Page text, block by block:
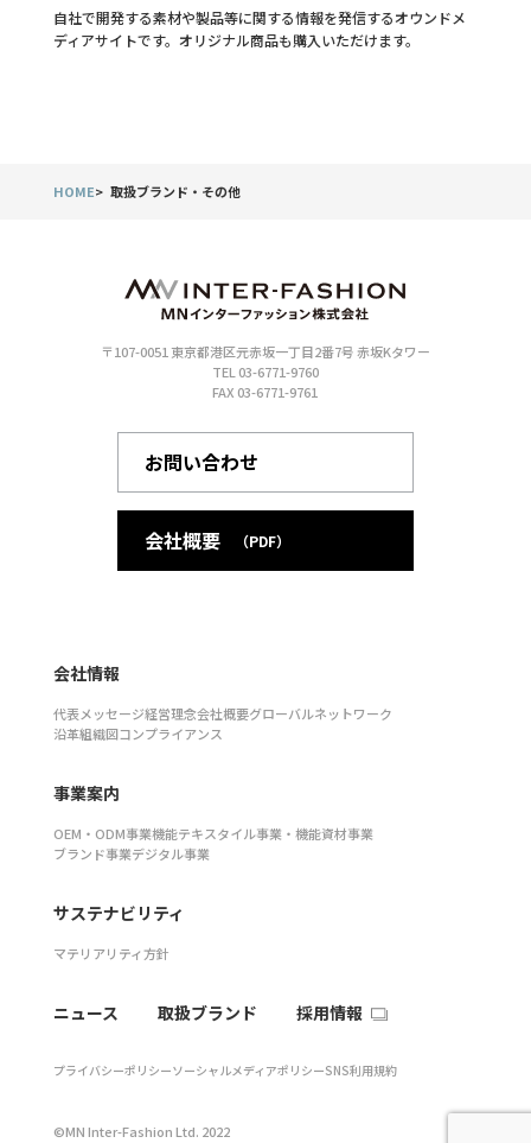
自社で開発する素材や製品等に関する情報を発信するオウンドメ
ディアサイトです。オリジナル商品も購入いただけます。
HOME 取扱ブランド・その他
会社情報
代表メッセージ経営理念会社概要グローバルネットワーク
沿革組織図コンプライアンス
事業案内
OEM・ODM事業機能テキスタイル事業・機能資材事業
ブランド事業デジタル事業
サステナビリティ
マテリアリティ方針
ニュース 取扱ブランド 採用情報
〒107-0051 東京都港区元赤坂一丁目2番7号 赤坂Kタワー
TEL 03-6771-9760
FAX 03-6771-9761
お問い合わせ
会社概要 （PDF）
プライバシーポリシーソーシャルメディアポリシーSNS利用規約
©MN Inter-Fashion Ltd. 2022